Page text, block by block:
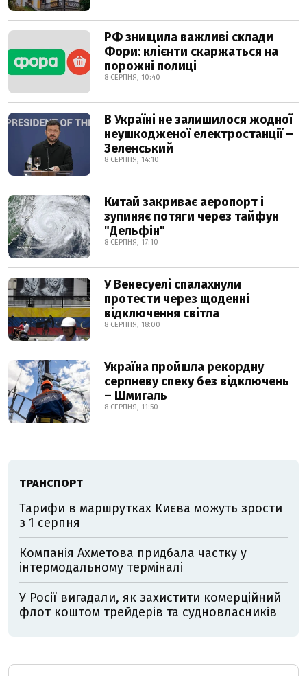
РФ знищила важливі склади
Фори: клієнти скаржаться на
порожні полиці
8 СЕРПНЯ, 10:40
В Україні не залишилося жодної
неушкодженої електростанції –
Зеленський
8 СЕРПНЯ, 14:10
Китай закриває аеропорт і
зупиняє потяги через тайфун
"Дельфін"
8 СЕРПНЯ, 17:10
У Венесуелі спалахнули
протести через щоденні
відключення світла
8 СЕРПНЯ, 18:00
Україна пройшла рекордну
серпневу спеку без відключень
– Шмигаль
8 СЕРПНЯ, 11:50
ТРАНСПОРТ
Тарифи в маршрутках Києва можуть зрости
з 1 серпня
Компанія Ахметова придбала частку у
інтермодальному терміналі
У Росії вигадали, як захистити комерційний
флот коштом трейдерів та судновласників